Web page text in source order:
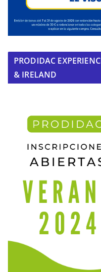
PRODIDAC
& IRELAND